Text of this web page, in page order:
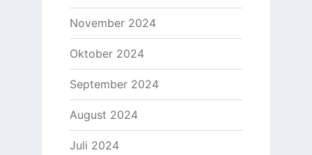
November 2024
Oktober 2024
September 2024
August 2024
Juli 2024